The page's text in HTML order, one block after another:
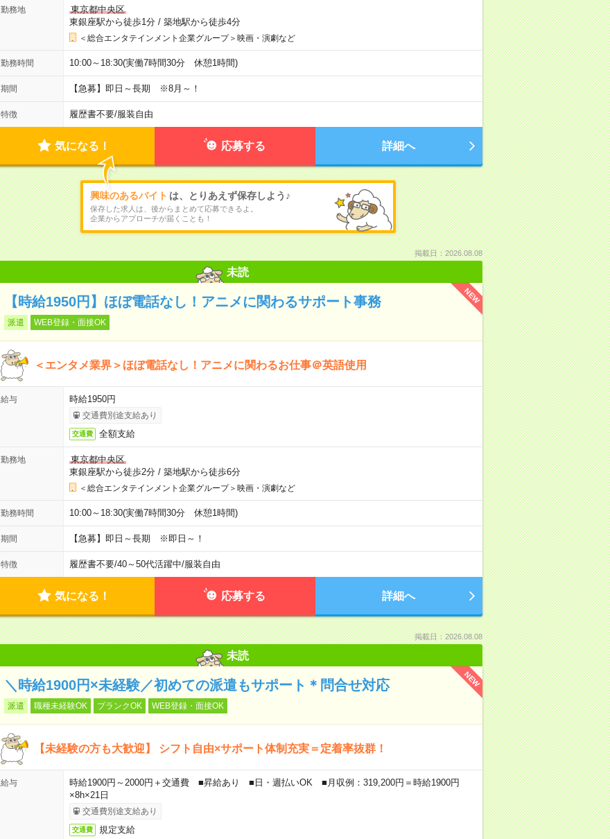
勤務地
東京都中央区
東銀座駅から徒歩1分/ 築地駅から徒歩4分
＜総合エンタテインメント企業グループ＞映画・演劇など
勤務時間 10:00～18:30(実働7時間30分 休憩1時間)
期間 【急募】即日～長期 ※8月～！
特徴 履歴書不要/服装自由
気になる！ 応募する 詳細へ
興味のあるバイト は、とりあえず保存しよう♪
保存した求人は、後からまとめて応募できるよ。
企業からアプローチが届くことも！
掲載日：2026.08.08
未読
NEW
【時給1950円】ほぼ電話なし！アニメに関わるサポート事務
派遣 WEB登録・面接OK
＜エンタメ業界＞ほぼ電話なし！アニメに関わるお仕事＠英語使用
給与 時給1950円
交通費別途支給あり
交通費 全額支給
勤務地
東京都中央区
東銀座駅から徒歩2分/ 築地駅から徒歩6分
＜総合エンタテインメント企業グループ＞映画・演劇など
勤務時間 10:00～18:30(実働7時間30分 休憩1時間)
期間 【急募】即日～長期 ※即日～！
特徴 履歴書不要/40～50代活躍中/服装自由
気になる！ 応募する 詳細へ
掲載日：2026.08.08
未読
NEW
＼時給1900円×未経験／初めての派遣もサポート＊問合せ対応
派遣 職種未経験OK ブランクOK WEB登録・面接OK
【未経験の方も大歓迎】 シフト自由×サポート体制充実＝定着率抜群！
給与
時給1900円～2000円＋交通費 ■昇給あり ■日・週払いOK ■月収例：319,200円＝時給1900円
×8h×21日
交通費別途支給あり
交通費 規定支給